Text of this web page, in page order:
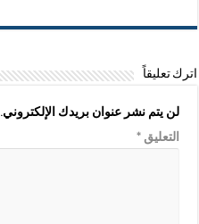
اترك تعليقاً
لن يتم نشر عنوان بريدك الإلكتروني.
التعليق*